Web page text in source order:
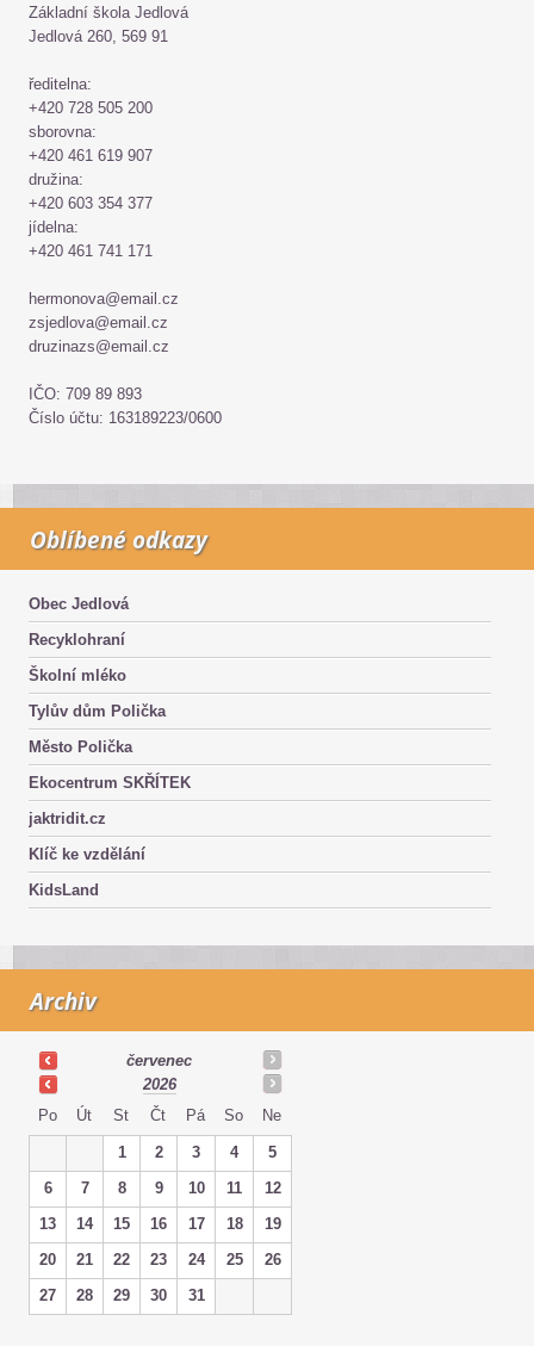
Základní škola Jedlová
Jedlová 260, 569 91
ředitelna:
+420 728 505 200
sborovna:
+420 461 619 907
družina:
+420 603 354 377
jídelna:
+420 461 741 171
hermonova@email.cz
zsjedlova@email.cz
druzinazs@email.cz
IČO: 709 89 893
Číslo účtu: 163189223/0600
Oblíbené odkazy
Obec Jedlová
Recyklohraní
Školní mléko
Tylův dům Polička
Město Polička
Ekocentrum SKŘÍTEK
jaktridit.cz
Klíč ke vzdělání
KidsLand
Archiv
červenec
2026
Po
Út St Čt Pá So Ne
1 2 3 4
5
6
7 8 9 10 11
12
13
14 15 16 17 18
19
20
21 22 23 24 25
26
27
28 29 30 31